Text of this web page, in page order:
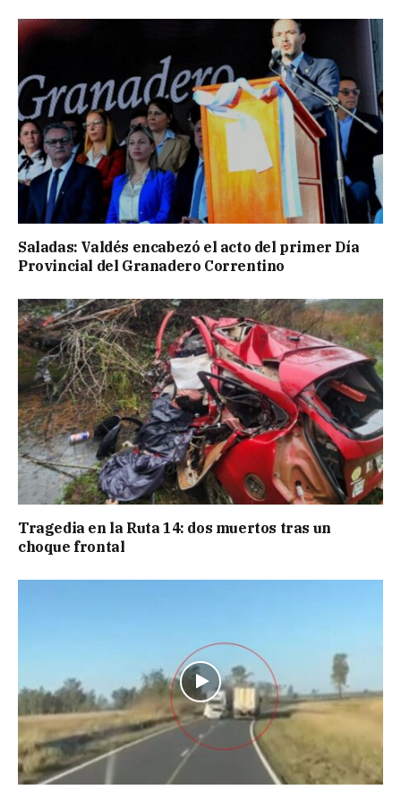
Saladas: Valdés encabezó el acto del primer Día
Provincial del Granadero Correntino
Tragedia en la Ruta 14: dos muertos tras un
choque frontal